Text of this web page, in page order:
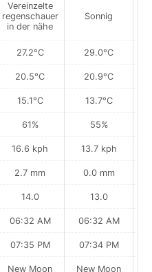
Vereinzelte
regenschauer
in der nähe
27.2°C
20.5°C
15.1°C
61%
16.6 kph
2.7 mm
14.0
06:32 AM
07:35 PM
New Moon
Sonnig
29.0°C
20.9°C
13.7°C
55%
13.7 kph
0.0 mm
13.0
06:32 AM
07:34 PM
New Moon